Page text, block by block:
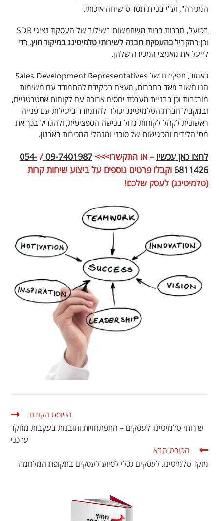
המכירה", וע"י בניית תסריט שיחה איכותי.
בפועל, חברות רבות משתמשות בשילוב של העסקת נציגי SDR
וכן במקבילבהעסקת חברה לשירותי טלמיטינג במיקור חוץ, כדי
לייעל את מאמצי המכירה שלהן.
כאמור, תפקידם של Sales Development Representatives
הנו חשוב מאד בחברות, מעצם תפקידם להתמודד עם משימות
מורכבות וכן בבניית מערכת יחסים ארוכה עם לקוחות אסטרטגיים,
ובמקביל חברת הטלמיטינג יכולה להתמודד ביעילות עם פנייה
ראשונית לקהל לקוחות גדול בנישה הספציפית, ולהגדיל בכך את
מס' הלידים והפגישות של סוכני ומנהלי המכירות בארגון.
לחצוכאןעכשיו – או התקשרו>>>09-7401987
/
054-
6811426 וקבלו פרטים נוספים על ביצוע שיחות קרות
(טלמיטינג) לעסק שלכם!
הפוסט הקודם
שירותי טלמיטינג לעסקים – התפתחויות ותובנות בעקבות מחקר
עדכני
הפוסט הבא
מוקד טלמיטינג לעסקים ככלי לסיוע לעסקים בתקופת המלחמה